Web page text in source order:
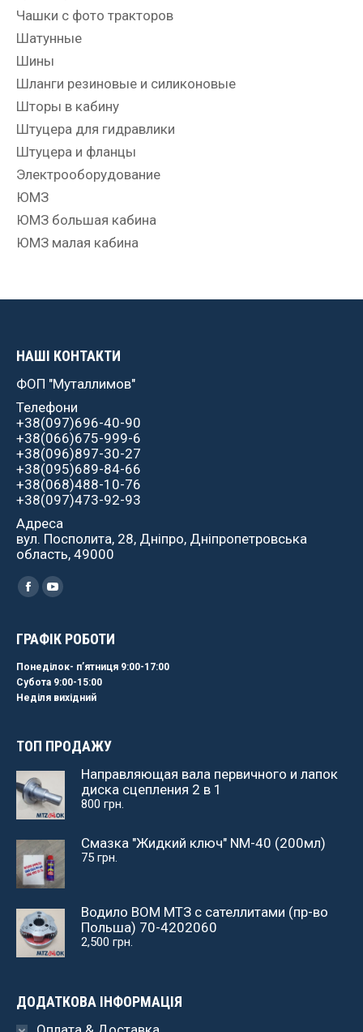
Чашки с фото тракторов
Шатунные
Шины
Шланги резиновые и силиконовые
Шторы в кабину
Штуцера для гидравлики
Штуцера и фланцы
Электрооборудование
ЮМЗ
ЮМЗ большая кабина
ЮМЗ малая кабина
НАШІ КОНТАКТИ
ФОП "Муталлимов"
Телефони
+38(097)696-40-90
+38(066)675-999-6
+38(096)897-30-27
+38(095)689-84-66
+38(068)488-10-76
+38(097)473-92-93
Адреса
вул. Посполита, 28, Дніпро, Дніпропетровська
область, 49000
Найдите нас:
Facebook
YouTube
ГРАФІК РОБОТИ
Понеділок- пʼятниця 9:00-17:00
Субота 9:00-15:00
Неділя вихідний
ТОП ПРОДАЖУ
Направляющая вала первичного и лапок
диска сцепления 2 в 1
800 грн.
Смазка "Жидкий ключ" NM-40 (200мл)
75 грн.
Водило ВОМ МТЗ с сателлитами (пр-во
Польша) 70-4202060
2,500 грн.
ДОДАТКОВА ІНФОРМАЦІЯ